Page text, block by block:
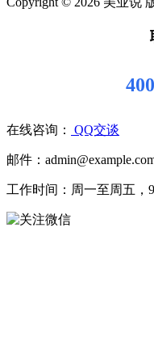
在线咨询： QQ交谈
邮件：
工作时间：周一至周五，